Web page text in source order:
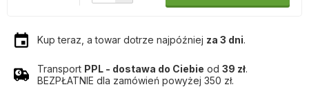
Kup teraz, a towar dotrze najpóźniej za 3 dni.
Transport PPL - dostawa do Ciebie od 39 zł.
BEZPŁATNIE dla zamówień powyżej 350 zł.